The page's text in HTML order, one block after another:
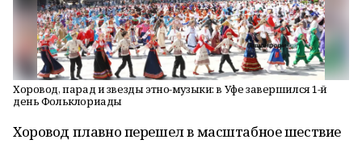
Хоровод, парад и звезды этно-музыки: в Уфе завершился 1-й
день Фольклориады
Хоровод плавно перешел в масштабное шествие